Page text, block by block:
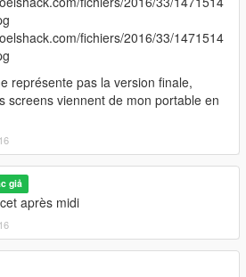
fichiers/2016/33/1471514
représente pas la version finale,
screens viennent de mon portable en
giả
après midi